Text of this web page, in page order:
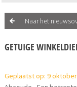
Naar het
GETUIGE
Geplaatst op: 9